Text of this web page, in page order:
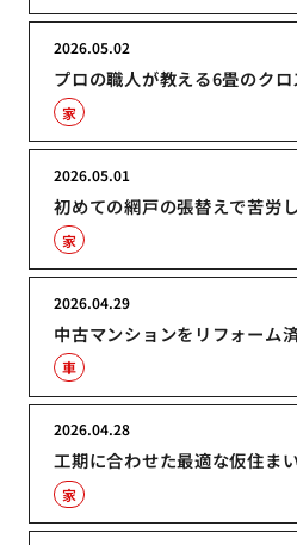
プロの職人が教える6畳のク
2026.05.02
家
初めての網戸の張替えで苦労
2026.05.01
家
中古マンションをリフォーム
2026.04.29
車
工期に合わせた最適な仮住ま
2026.04.28
家